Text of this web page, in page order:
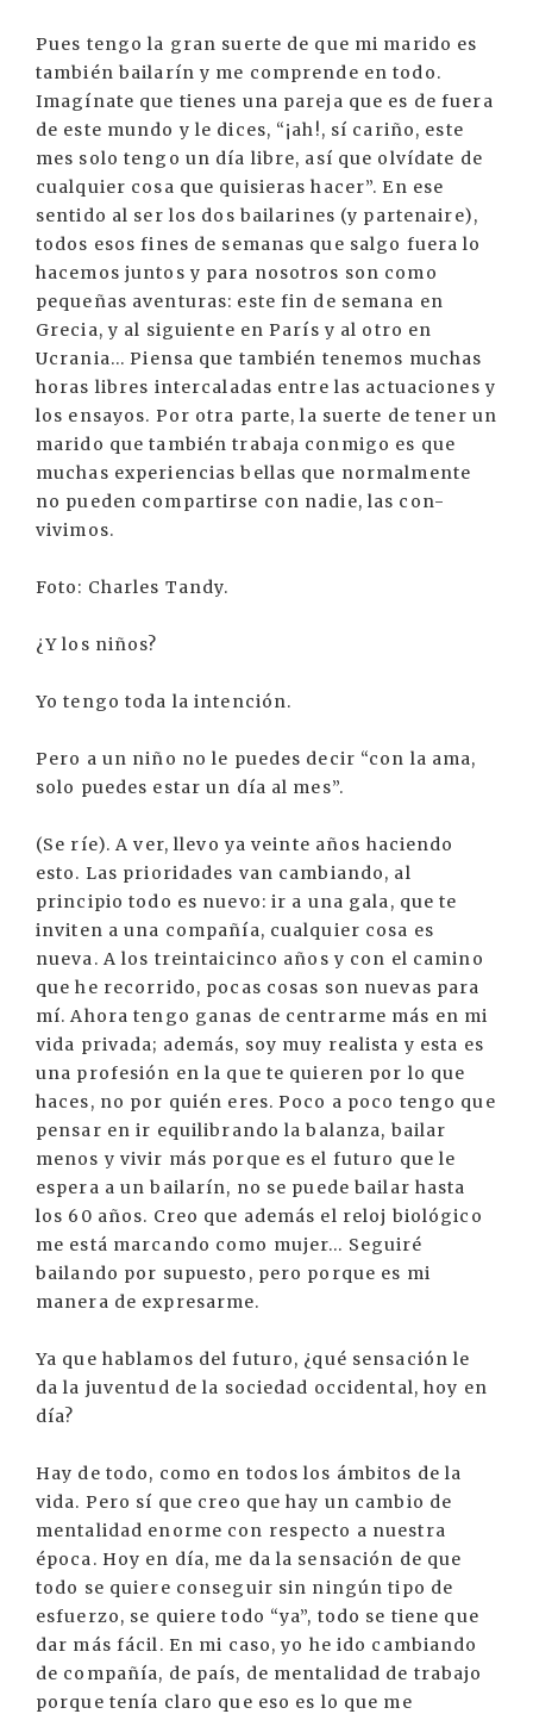
Pues tengo la gran suerte de que mi marido es
también bailarín y me comprende en todo.
Imagínate que tienes una pareja que es de fuera
de este mundo y le dices, “¡ah!, sí cariño, este
mes solo tengo un día libre, así que olvídate de
cualquier cosa que quisieras hacer”. En ese
sentido al ser los dos bailarines (y partenaire),
todos esos fines de semanas que salgo fuera lo
hacemos juntos y para nosotros son como
pequeñas aventuras: este fin de semana en
Grecia, y al siguiente en París y al otro en
Ucrania... Piensa que también tenemos muchas
horas libres intercaladas entre las actuaciones y
los ensayos. Por otra parte, la suerte de tener un
marido que también trabaja conmigo es que
muchas experiencias bellas que normalmente
no pueden compartirse con nadie, las con-
vivimos.
Foto: Charles Tandy.
¿Y los niños?
Yo tengo toda la intención.
Pero a un niño no le puedes decir “con la ama,
solo puedes estar un día al mes”.
(Se ríe). A ver, llevo ya veinte años haciendo
esto. Las prioridades van cambiando, al
principio todo es nuevo: ir a una gala, que te
inviten a una compañía, cualquier cosa es
nueva. A los treintaicinco años y con el camino
que he recorrido, pocas cosas son nuevas para
mí. Ahora tengo ganas de centrarme más en mi
vida privada; además, soy muy realista y esta es
una profesión en la que te quieren por lo que
haces, no por quién eres. Poco a poco tengo que
pensar en ir equilibrando la balanza, bailar
menos y vivir más porque es el futuro que le
espera a un bailarín, no se puede bailar hasta
los 60 años. Creo que además el reloj biológico
me está marcando como mujer... Seguiré
bailando por supuesto, pero porque es mi
manera de expresarme.
Ya que hablamos del futuro, ¿qué sensación le
da la juventud de la sociedad occidental, hoy en
día?
Hay de todo, como en todos los ámbitos de la
vida. Pero sí que creo que hay un cambio de
mentalidad enorme con respecto a nuestra
época. Hoy en día, me da la sensación de que
todo se quiere conseguir sin ningún tipo de
esfuerzo, se quiere todo “ya”, todo se tiene que
dar más fácil. En mi caso, yo he ido cambiando
de compañía, de país, de mentalidad de trabajo
porque tenía claro que eso es lo que me